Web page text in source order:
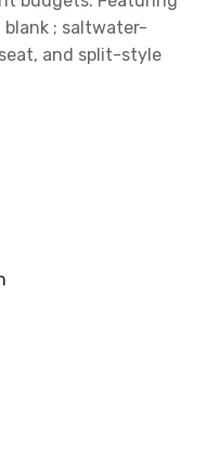
; saltwater-
and split-style